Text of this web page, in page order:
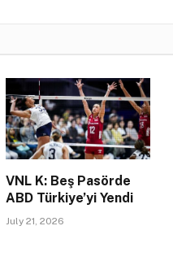
VNL K: Beş Pasörde
ABD Türkiye’yi Yendi
July 21, 2026